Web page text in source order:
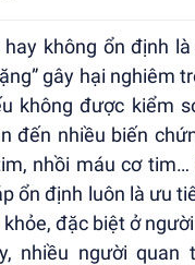
không ổn định
gây hại nghiêm
không được kiểm
đến nhiều biến
nhồi máu cơ tim…
ổn định luôn là ưu
đặc biệt ở
nhiều người quan